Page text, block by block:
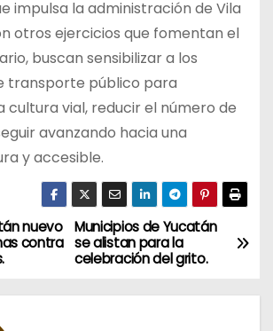
impulsa la administración de Vila
otros ejercicios que fomentan el
buscan sensibilizar a los
transporte público para
vial, reducir el número de
avanzando hacia una
y accesible.
Municipios de Yucatán
se alistan para la
celebración del grito.
nuevo
contra